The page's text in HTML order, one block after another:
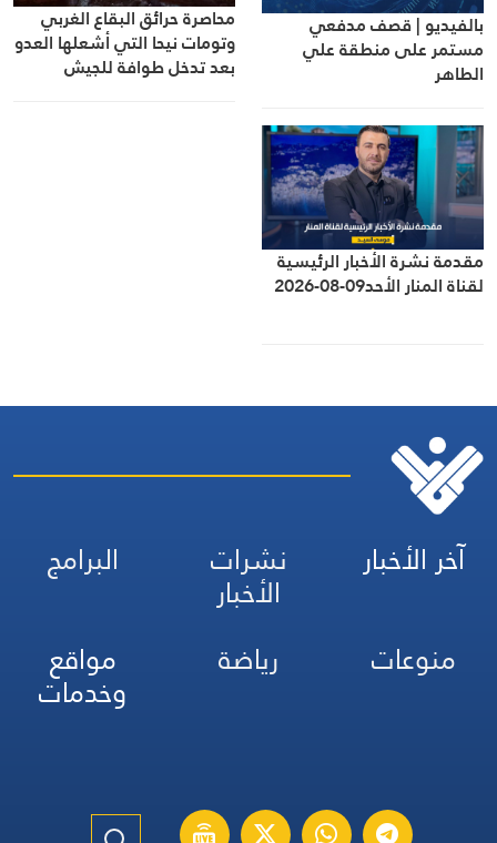
بالفيديو | قصف مدفعي
مستمر على منطقة علي
الطاهر
محاصرة حرائق البقاع الغربي
وتومات نيحا التي أشعلها العدو
بعد تدخل طوافة للجيش
مقدمة نشرة الأخبار الرئيسية
لقناة المنار الأحد09-08-2026
آخر الأخبار نشرات
الأخبار
البرامج
منوعات
رياضة مواقع
وخدمات